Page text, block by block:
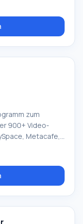
auf Seiten
Praktischer
zum
900+ Video-
Metacafe,
umzuwandeln,
oder
von